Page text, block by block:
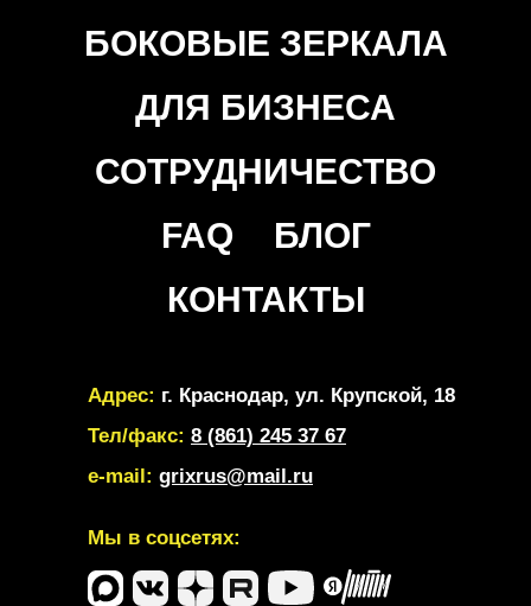
БОКОВЫЕ ЗЕРКАЛА
ДЛЯ БИЗНЕСА
СОТРУДНИЧЕСТВО
FAQ
БЛОГ
КОНТАКТЫ
Мы в соцсетях:
Адрес: г. Краснодар, ул. Крупской, 18
Тел/факс: 8 (861) 245 37 67
e-mail: grixrus@mail.ru